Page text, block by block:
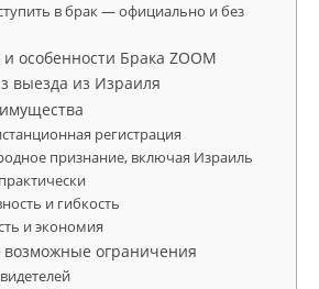
в брак — официально и без
особенности Брака ZOOM
выезда из Израиля
регистрация
признание, включая Израиль
и гибкость
и экономия
возможные ограничения